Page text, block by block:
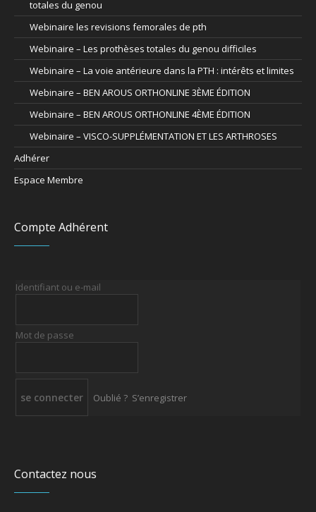
totales du genou
Webinaire les revisions femorales de pth
Webinaire – Les prothèses totales du genou difficiles
Webinaire – La voie antérieure dans la PTH : intérêts et limites
Webinaire – BEN AROUS ORTHONLINE 3ÈME ÉDITION
Webinaire – BEN AROUS ORTHONLINE 4ÈME ÉDITION
Webinaire – VISCO-SUPPLÉMENTATION ET LES ARTHROSES
Adhérer
Espace Membre
Compte Adhérent
Identifiant ou e-mail
Mot de passe
Oublié ? S’enregistrer
Contactez nous